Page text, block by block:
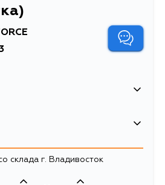
Двигатель
склада г. Владивосток